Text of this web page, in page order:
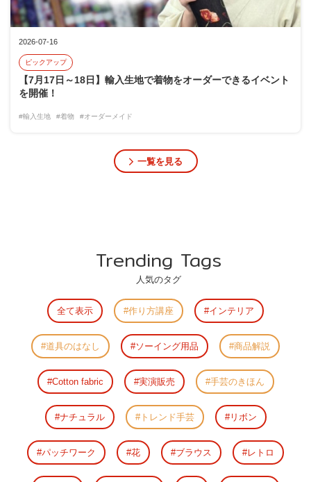
2026-07-16
ピックアップ
【7月17日～18日】輸入生地で着物をオーダーできるイベント
を開催！
#輸入生地 #着物 #オーダーメイド
一覧を見る
Trending Tags
人気のタグ
全て表示 作り方講座 インテリア
道具のはなし ソーイング用品 商品解説
Cotton fabric 実演販売 手芸のきほん
ナチュラル トレンド手芸 リボン
パッチワーク 花 ブラウス レトロ